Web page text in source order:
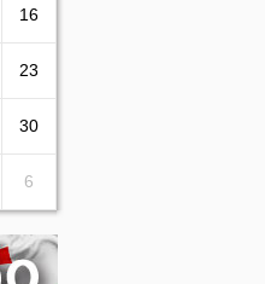
16
23
30
6